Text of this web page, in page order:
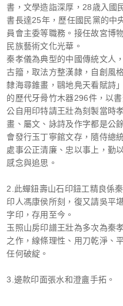
書，文學造詣深厚，28歳入國
書長達25年，歷任國民黨的中
員會主委等職務。接任故宮博
民族藝術文化光華。
秦孝儀為典型的中國傳統文人
古籀，取法方整漢隷，自創風
隸海尋錐畫，鷗地鳧天看賦詩
的歷代牙骨竹木器296件，以
公自用印特請王壯為刻製當時
畫、屬文、詠詩及作字都是公
會發行玉丁寧館文存，隨侍總
處事公正清廉、忠以事上，勤
感念與追思。
2.此蟬鈕壽山石印鈕工精良係
印人馮康侯所刻，復又請吳平
字印，存用至今。
玉照山房印譜王壯為多次為秦
之作，線條理性、用刀乾淨、
任何破綻。
3.邊款印面張水和澄盦手拓。